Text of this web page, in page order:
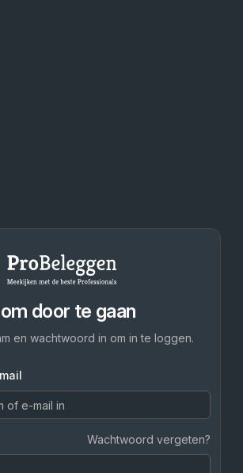
door te gaan
en wachtwoord in om in te loggen.
Wachtwoord vergeten?